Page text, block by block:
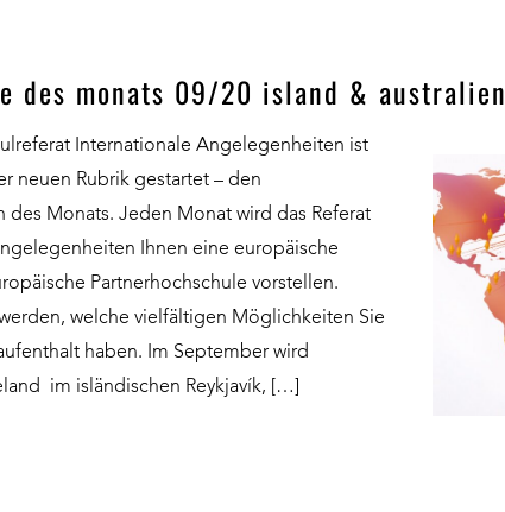
des monats 09/20 island & australien
Internationale Angelegenheiten ist
neuen Rubrik gestartet – den
des Monats. Jeden Monat wird das Referat
Ihnen eine europäische
Partnerhochschule vorstellen.
welche vielfältigen Möglichkeiten Sie
haben. Im September wird
im isländischen Reykjavík, […]